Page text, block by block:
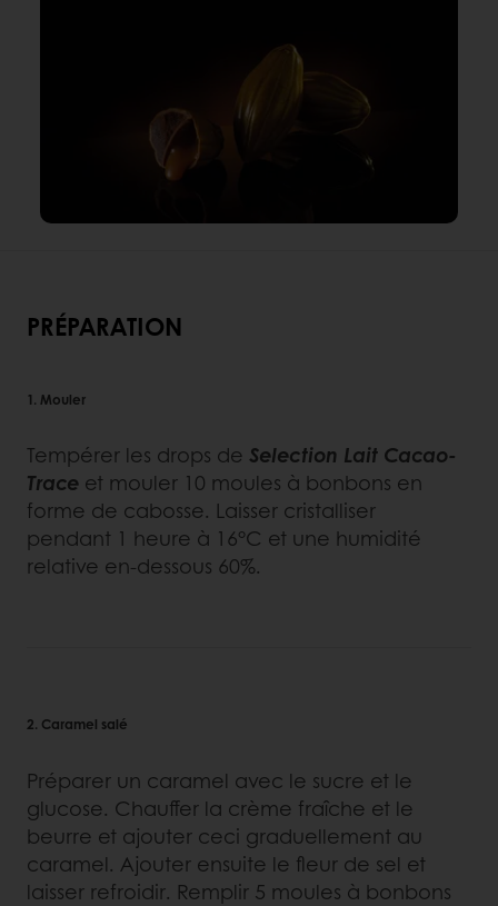
PRÉPARATION
1. Mouler
Tempérer les drops de Selection Lait Cacao-
Trace et mouler 10 moules à bonbons en
forme de cabosse. Laisser cristalliser
pendant 1 heure à 16°C et une humidité
relative en-dessous 60%.
2. Caramel salé
Préparer un caramel avec le sucre et le
glucose. Chauffer la crème fraîche et le
beurre et ajouter ceci graduellement au
caramel. Ajouter ensuite le fleur de sel et
laisser refroidir. Remplir 5 moules à bonbons